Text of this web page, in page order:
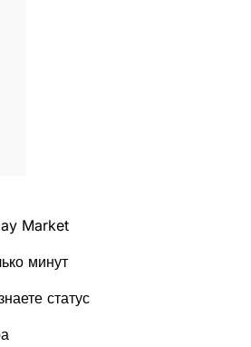
Market
минут
статус